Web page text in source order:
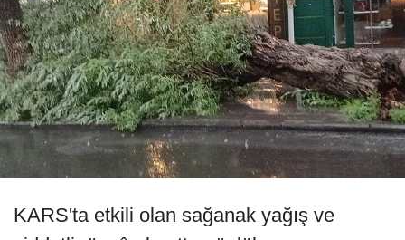
KARS'ta etkili olan sağanak yağış ve